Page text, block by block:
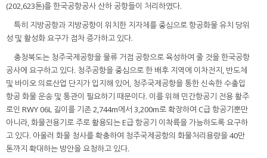
(202,623톤)를 한국공항공사 산하 공항들이 처리하였다.
특히 지방공항과 지방공항이 위치한 지자체를 중심으로 항공화물 유치 당위
성 및 활성화 요구가 점차 증가하고 있다.
충청북도는 청주국제공항을 물류 거점 공항으로 육성하여 줄 것을 한국공항
공사에 요구하고 있다. 청주공항을 중심으로 한 배후 지역에 이차전지, 반도체
및 바이오 의료산업 단지가 입지해 있어, 청주국제공항을 통한 신속한 수출입
항공 화물 운송 및 통관이 필요하기 때문이다. 이를 위해 민간항공기 전용 활주
로인 RWY 06L 길이를 기존 2,744m에서 3,200m로 확장하여 C급 항공기뿐만
아니라, 화물전용기로 주로 활용되는 E급 항공기 이착륙을 가능하도록 요구하
고 있다. 아울러 화물 청사를 확충하여 청주국제공항의 화물처리용량을 40만
톤까지 확대하는 방안을 요청하고 있다.